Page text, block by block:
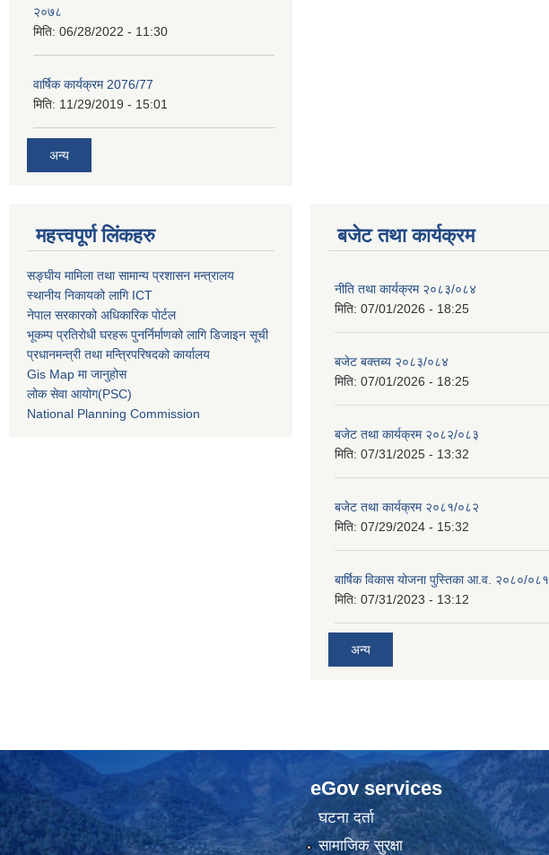
२०७८
मिति: 06/28/2022 - 11:30
वार्षिक कार्यक्रम 2076/77
मिति: 11/29/2019 - 15:01
अन्य
महत्त्वपूर्ण लिंकहरु
सङ्घीय मामिला तथा सामान्य प्रशासन मन्त्रालय
स्थानीय निकायको लागि ICT
नेपाल सरकारको अधिकारिक पोर्टल
भूकम्प प्रतिरोधी घरहरू पुनर्निर्माणको लागि डिजाइन सूची
प्रधानमन्त्री तथा मन्त्रिपरिषदको कार्यालय
Gis Map मा जानुहोस
लोक सेवा आयोग(PSC)
National Planning Commission
बजेट तथा कार्यक्रम
नीति तथा कार्यक्रम २०८३/०८४
मिति: 07/01/2026 - 18:25
बजेट बक्तब्य २०८३/०८४
मिति: 07/01/2026 - 18:25
बजेट तथा कार्यक्रम २०८२/०८३
मिति: 07/31/2025 - 13:32
बजेट तथा कार्यक्रम २०८१/०८२
मिति: 07/29/2024 - 15:32
बार्षिक विकास योजना पुस्तिका आ.व. २०८०/०८१
मिति: 07/31/2023 - 13:12
अन्य
eGov services
घटना दर्ता
सामाजिक सुरक्षा